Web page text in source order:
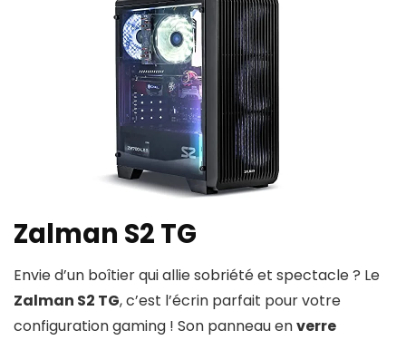
Zalman S2 TG
Envie d’un boîtier qui allie sobriété et spectacle ? Le
Zalman S2 TG, c’est l’écrin parfait pour votre
configuration gaming ! Son panneau enverre